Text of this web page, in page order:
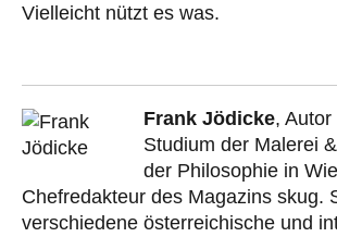
Vielleicht nützt es was.
Frank Jödicke,
Studium der Malerei
der Philosophie in
Chefredakteur des Magazins skug.
verschiedene österreichische und